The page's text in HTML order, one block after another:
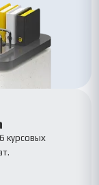
курсовых